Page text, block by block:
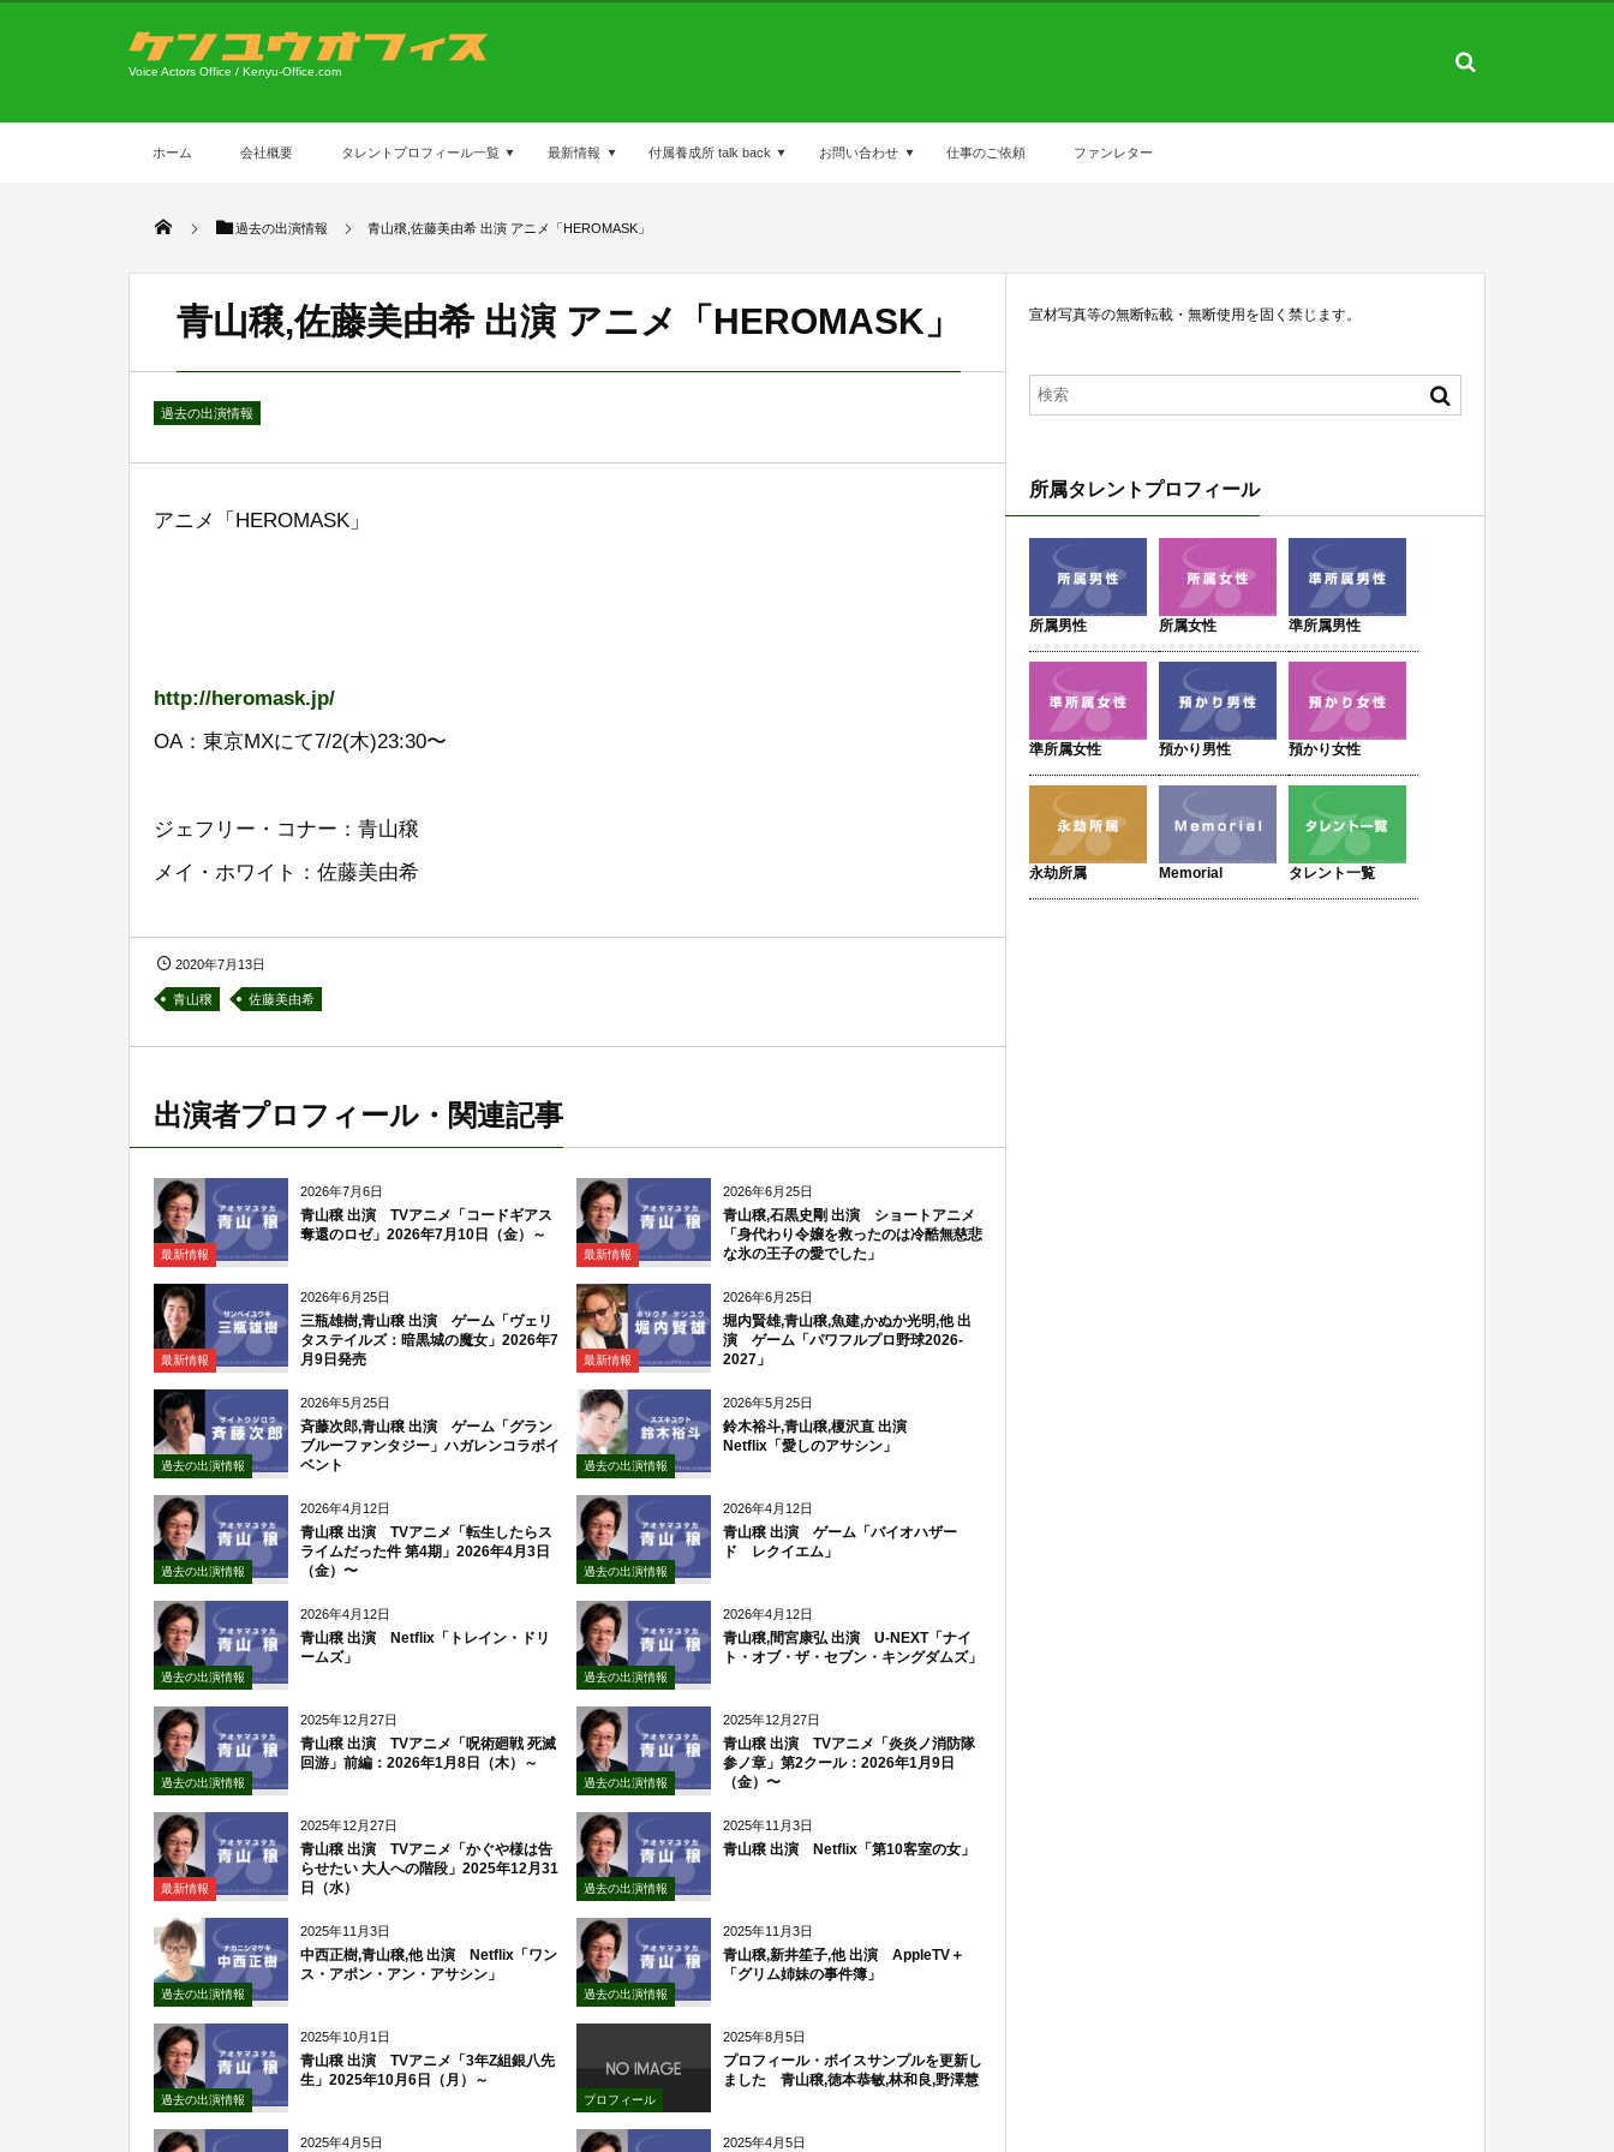
Voice Actors Office / Kenyu-Office.com
ホーム 会社概要 タレントプロフィール一覧 最新情報 付属養成所 talk back お問い合わせ 仕事のご依頼 ファンレター
過去の出演情報 青山穣,佐藤美由希 出演 アニメ「HEROMASK」
青山穣,佐藤美由希 出演 アニメ「HEROMASK」
過去の出演情報
アニメ「HEROMASK」
http://heromask.jp/
OA：東京MXにて7/2(木)23:30〜
ジェフリー・コナー：青山穣
メイ・ホワイト：佐藤美由希
2020年7月13日
青山穣 佐藤美由希
出演者プロフィール・関連記事
2026年7月6日
最新情報
青山穣 出演 TVアニメ「コードギアス
奪還のロゼ」2026年7月10日（金）～
2026年6月25日
最新情報
青山穣,石黒史剛 出演 ショートアニメ
「身代わり令嬢を救ったのは冷酷無慈悲
な氷の王子の愛でした」
2026年6月25日
最新情報
三瓶雄樹,青山穣 出演 ゲーム「ヴェリ
タステイルズ：暗黒城の魔女」2026年7
月9日発売
2026年6月25日
最新情報
堀内賢雄,青山穣,魚建,かぬか光明,他 出
演 ゲーム「パワフルプロ野球2026-
2027」
2026年5月25日
過去の出演情報
斉藤次郎,青山穣 出演 ゲーム「グラン
ブルーファンタジー」ハガレンコラボイ
ベント
2026年5月25日
過去の出演情報
鈴木裕斗,青山穣,榎沢直 出演
Netflix「愛しのアサシン」
2026年4月12日
過去の出演情報
青山穣 出演 TVアニメ「転生したらス
ライムだった件 第4期」2026年4月3日
（金）〜
2026年4月12日
過去の出演情報
青山穣 出演 ゲーム「バイオハザー
ド レクイエム」
2026年4月12日
過去の出演情報
青山穣 出演 Netflix「トレイン・ドリ
ームズ」
2026年4月12日
過去の出演情報
青山穣,間宮康弘 出演 U-NEXT「ナイ
ト・オブ・ザ・セブン・キングダムズ」
2025年12月27日
過去の出演情報
青山穣 出演 TVアニメ「呪術廻戦 死滅
回游」前編：2026年1月8日（木）～
2025年12月27日
過去の出演情報
青山穣 出演 TVアニメ「炎炎ノ消防隊
参ノ章」第2クール：2026年1月9日
（金）〜
2025年12月27日
最新情報
青山穣 出演 TVアニメ「かぐや様は告
らせたい 大人への階段」2025年12月31
日（水）
2025年11月3日
過去の出演情報
青山穣 出演 Netflix「第10客室の女」
2025年11月3日
過去の出演情報
中西正樹,青山穣,他 出演 Netflix「ワン
ス・アポン・アン・アサシン」
2025年11月3日
過去の出演情報
青山穣,新井笙子,他 出演 AppleTV＋
「グリム姉妹の事件簿」
2025年10月1日
過去の出演情報
青山穣 出演 TVアニメ「3年Z組銀八先
生」2025年10月6日（月）～
2025年8月5日
プロフィール
プロフィール・ボイスサンプルを更新し
ました 青山穣,徳本恭敏,林和良,野澤慧
2025年4月5日 2025年4月5日
宣材写真等の無断転載・無断使用を固く禁じます。
所属タレントプロフィール
所属男性 所属女性 準所属男性
準所属女性 預かり男性 預かり女性
永劫所属 Memorial タレント一覧